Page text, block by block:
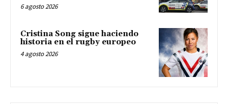
6 agosto 2026
Cristina Song sigue haciendo
historia en el rugby europeo
4 agosto 2026